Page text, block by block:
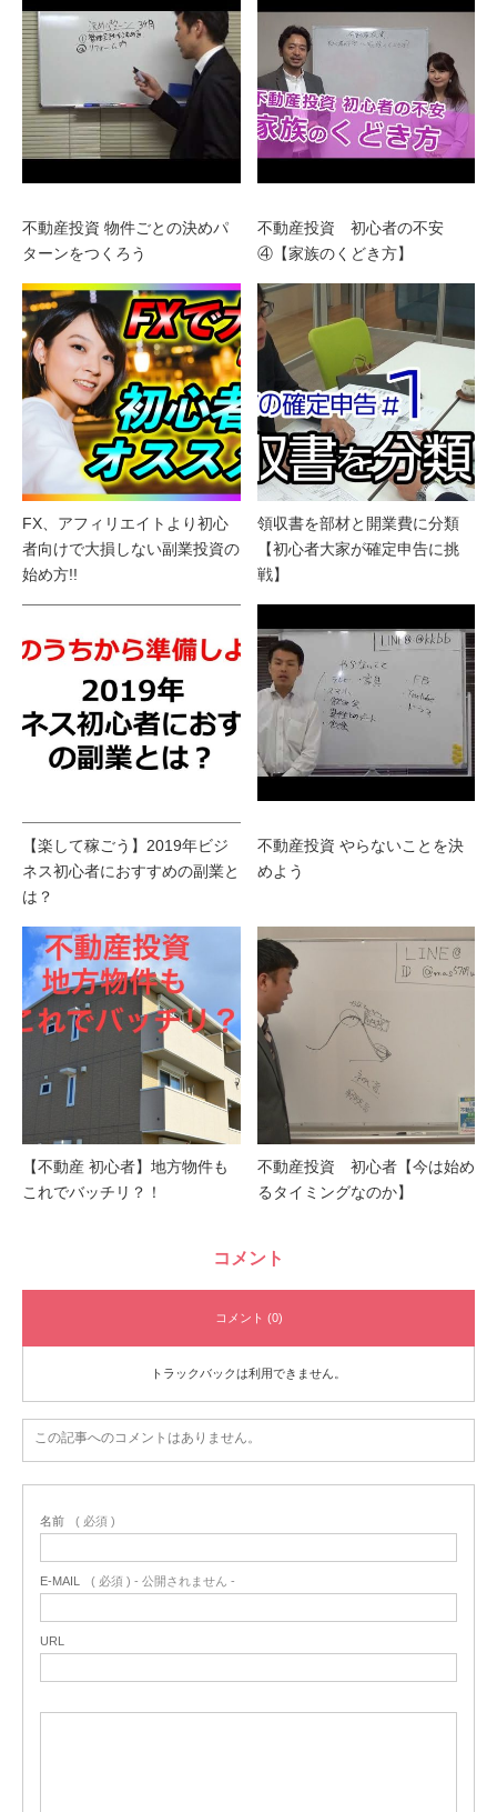
不動産投資 物件ごとの決めパ
ターンをつくろう
不動産投資 初心者の不安
④【家族のくどき方】
FX、アフィリエイトより初心
者向けで大損しない副業投資の
始め方!!
領収書を部材と開業費に分類
【初心者大家が確定申告に挑
戦】
【楽して稼ごう】2019年ビジ
ネス初心者におすすめの副業と
は？
不動産投資 やらないことを決
めよう
【不動産 初心者】地方物件も
これでバッチリ？！
不動産投資 初心者【今は始め
るタイミングなのか】
コメント
コメント (0)
トラックバックは利用できません。
この記事へのコメントはありません。
名前 ( 必須 )
E-MAIL ( 必須 ) - 公開されません -
URL